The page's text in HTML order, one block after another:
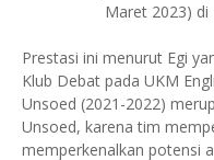
Maret 2023) di
Prestasi ini menurut Egi
Klub Debat pada UKM
Unsoed (2021-2022)
Unsoed, karena tim
memperkenalkan potensi